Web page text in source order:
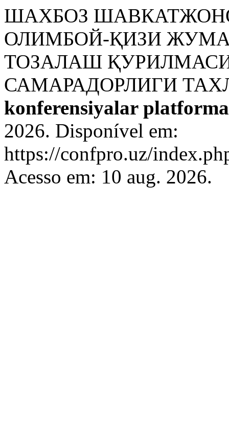
ШАХБОЗ
ОЛИМБОЙ-ҚИЗИ
ТОЗАЛАШ
САМАРАДОРЛИГИ
konferensiyalar
2026. Disponível em:
https://confpro.uz/
Acesso em: 10 aug. 2026.